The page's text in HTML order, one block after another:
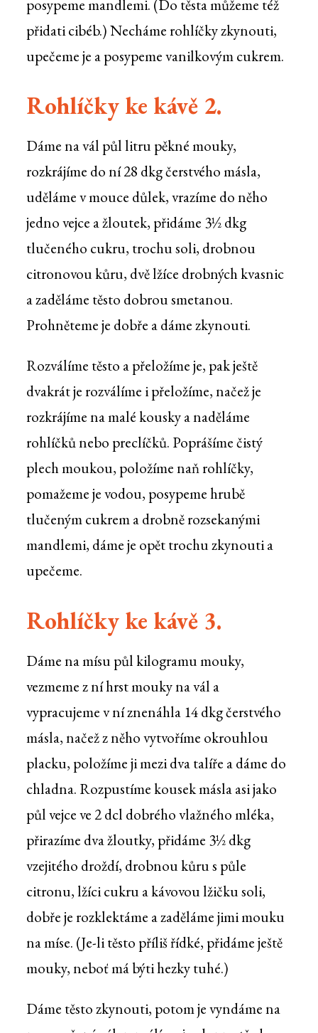
posypeme mandlemi. (Do těsta můžeme též
přidati cibéb.) Necháme rohlíčky zkynouti,
upečeme je a posypeme vanilkovým cukrem.
Rohlíčky ke kávě 2.
Dáme na vál půl litru pěkné mouky,
rozkrájíme do ní 28 dkg čerstvého másla,
uděláme v mouce důlek, vrazíme do něho
jedno vejce a žloutek, přidáme 3½ dkg
tlučeného cukru, trochu soli, drobnou
citronovou kůru, dvě lžíce drobných kvasnic
a zaděláme těsto dobrou smetanou.
Prohněteme je dobře a dáme zkynouti.
Rozválíme těsto a přeložíme je, pak ještě
dvakrát je rozválíme i přeložíme, načež je
rozkrájíme na malé kousky a naděláme
rohlíčků nebo preclíčků. Poprášíme čistý
plech moukou, položíme naň rohlíčky,
pomažeme je vodou, posypeme hrubě
tlučeným cukrem a drobně rozsekanými
mandlemi, dáme je opět trochu zkynouti a
upečeme.
Rohlíčky ke kávě 3.
Dáme na mísu půl kilogramu mouky,
vezmeme z ní hrst mouky na vál a
vypracujeme v ní znenáhla 14 dkg čerstvého
másla, načež z něho vytvoříme okrouhlou
placku, položíme ji mezi dva talíře a dáme do
chladna. Rozpustíme kousek másla asi jako
půl vejce ve 2 dcl dobrého vlažného mléka,
přirazíme dva žloutky, přidáme 3½ dkg
vzejitého droždí, drobnou kůru s půle
citronu, lžíci cukru a kávovou lžičku soli,
dobře je rozklektáme a zaděláme jimi mouku
na míse. (Je-li těsto příliš řídké, přidáme ještě
mouky, neboť má býti hezky tuhé.)
Dáme těsto zkynouti, potom je vyndáme na